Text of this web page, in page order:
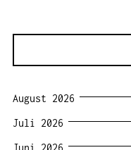
August 2026
Juli 2026
Juni 2026